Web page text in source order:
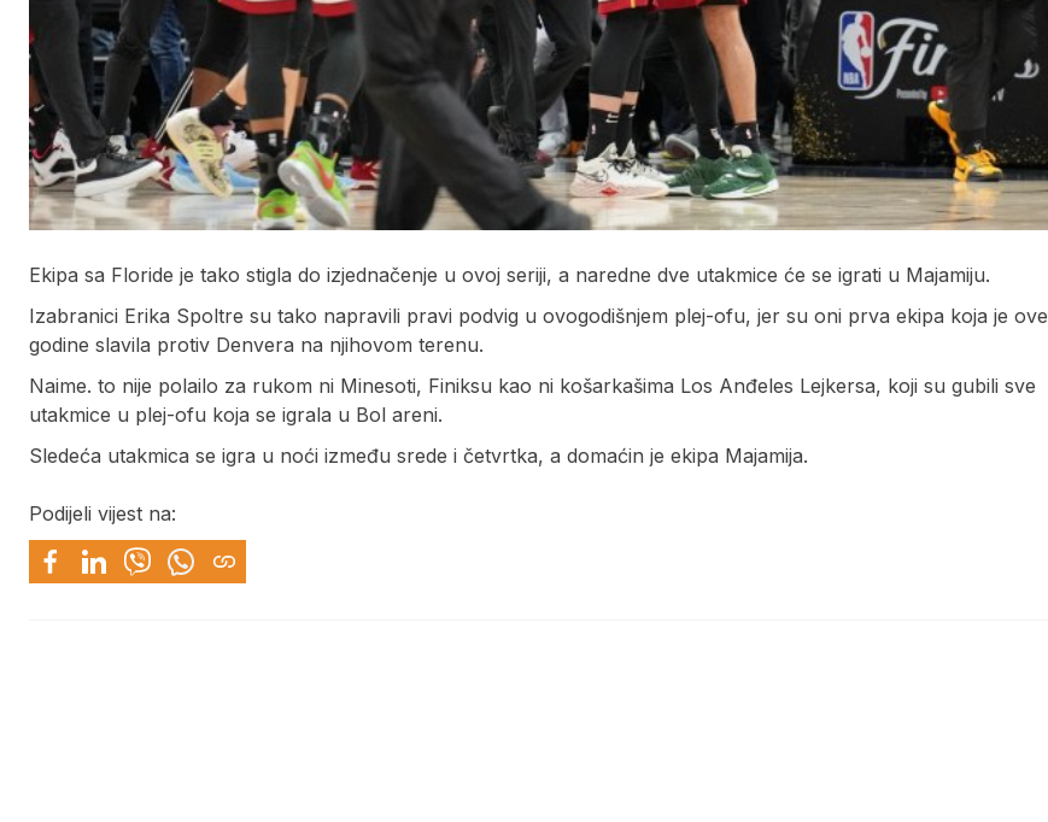
Ekipa sa Floride je tako stigla do izjednačenje u ovoj seriji, a naredne dve utakmice će se igrati u Majamiju.
Izabranici Erika Spoltre su tako napravili pravi podvig u ovogodišnjem plej-ofu, jer su oni prva ekipa koja je ove
godine slavila protiv Denvera na njihovom terenu.
Naime. to nije polailo za rukom ni Minesoti, Finiksu kao ni košarkašima Los Anđeles Lejkersa, koji su gubili sve
utakmice u plej-ofu koja se igrala u Bol areni.
Sledeća utakmica se igra u noći između srede i četvrtka, a domaćin je ekipa Majamija.
Podijeli vijest na: